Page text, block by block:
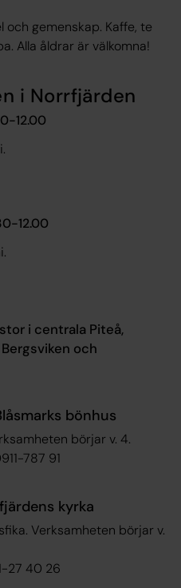
och gemenskap. Kaffe, te
Alla åldrar är välkomna!
i Norrfjärden
12.00
12.00
i centrala Piteå,
och
bönhus
börjar v. 4.
787 91
kyrka
Verksamheten börjar v.
27 40 26